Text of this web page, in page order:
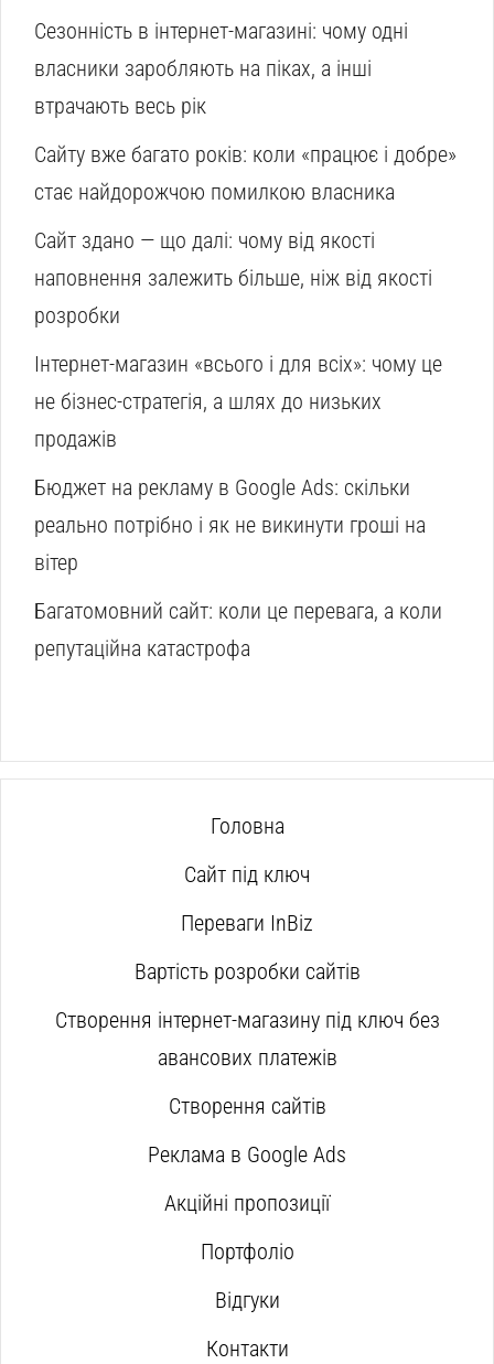
Сезонність в інтернет-магазині: чому одні
власники заробляють на піках, а інші
втрачають весь рік
Сайту вже багато років: коли «працює і добре»
стає найдорожчою помилкою власника
Сайт здано — що далі: чому від якості
наповнення залежить більше, ніж від якості
розробки
Інтернет-магазин «всього і для всіх»: чому це
не бізнес-стратегія, а шлях до низьких
продажів
Бюджет на рекламу в Google Ads: скільки
реально потрібно і як не викинути гроші на
вітер
Багатомовний сайт: коли це перевага, а коли
репутаційна катастрофа
Головна
Сайт під ключ
Переваги InBiz
Вартість розробки сайтів
Створення інтернет-магазину під ключ без
авансових платежів
Створення сайтів
Реклама в Google Ads
Акційні пропозиції
Портфоліо
Відгуки
Контакти